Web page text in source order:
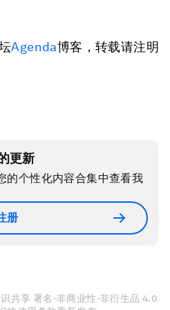
Agenda博客，转载请注明
更新
的个性化内容合集中查看我
册
共享 署名-非商业性-非衍生品 4.0